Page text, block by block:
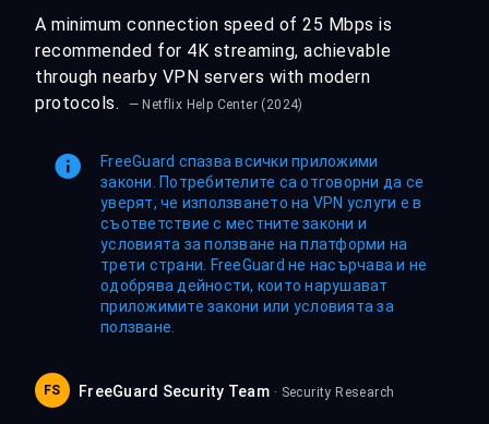
A minimum connection speed of 25 Mbps is
recommended for 4K streaming, achievable
through nearby VPN servers with modern
protocols.
— Netflix Help Center (2024)
FreeGuard спазва всички приложими
закони. Потребителите са отговорни да се
уверят, че използването на VPN услуги е в
съответствие с местните закони и
условията за ползване на платформи на
трети страни. FreeGuard не насърчава и не
одобрява дейности, които нарушават
приложимите закони или условията за
ползване.
FS FreeGuard Security Team · Security Research